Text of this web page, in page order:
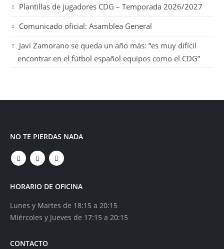
Plantillas de jugadores CDG – Temporada 2026/2027
Comunicado oficial: Asamblea General
Javi Zamorano se queda un año más: “es muy difícil
encontrar en el fútbol español equipos como el CDG”
NO TE PIERDAS NADA
HORARIO DE OFICINA
Lunes y Martes de 18:15 a 20:15
Miércoles y Jueves de 17:15 a 20:15
CONTACTO